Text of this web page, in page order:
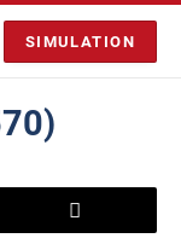
SIMULATION